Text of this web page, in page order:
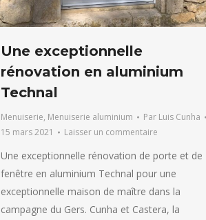
Une exceptionnelle
rénovation en aluminium
Technal
Menuiserie, Menuiserie aluminium Par Luis Cunha
15 mars 2021
Laisser un commentaire
Une exceptionnelle rénovation de porte et de
fenêtre en aluminium Technal pour une
exceptionnelle maison de maître dans la
campagne du Gers. Cunha et Castera, la